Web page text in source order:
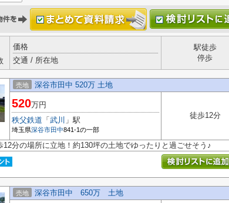
価格
交通 / 所在地
駅徒歩
停歩
売地 深谷市田中 520万 土地
520万円
秩父鉄道 「 武川 」駅
埼玉県深谷市田中841-1の一部
徒歩12分
12分の場所に立地！約130坪の土地でゆったりと過ごせそう♪
売地 深谷市田中 650万 土地